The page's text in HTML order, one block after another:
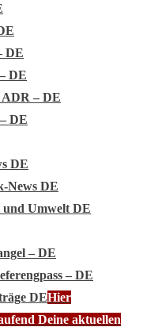
DE
DE
ADR – DE
DE
DE
News DE
Umwelt DE
– DE
– DE
DEHier
Deine aktuellen